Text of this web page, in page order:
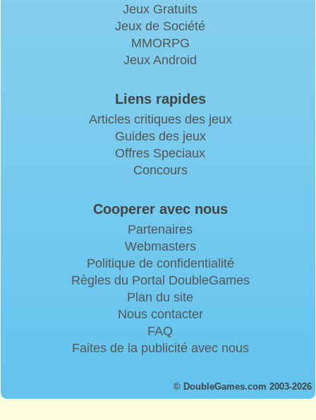
Jeux Gratuits
Jeux de Société
MMORPG
Jeux Android
Liens rapides
Articles critiques des jeux
Guides des jeux
Offres Speciaux
Concours
Cooperer avec nous
Partenaires
Webmasters
Politique de confidentialité
Règles du Portal DoubleGames
Plan du site
Nous contacter
FAQ
Faites de la publicité avec nous
© DoubleGames.com 2003-2026